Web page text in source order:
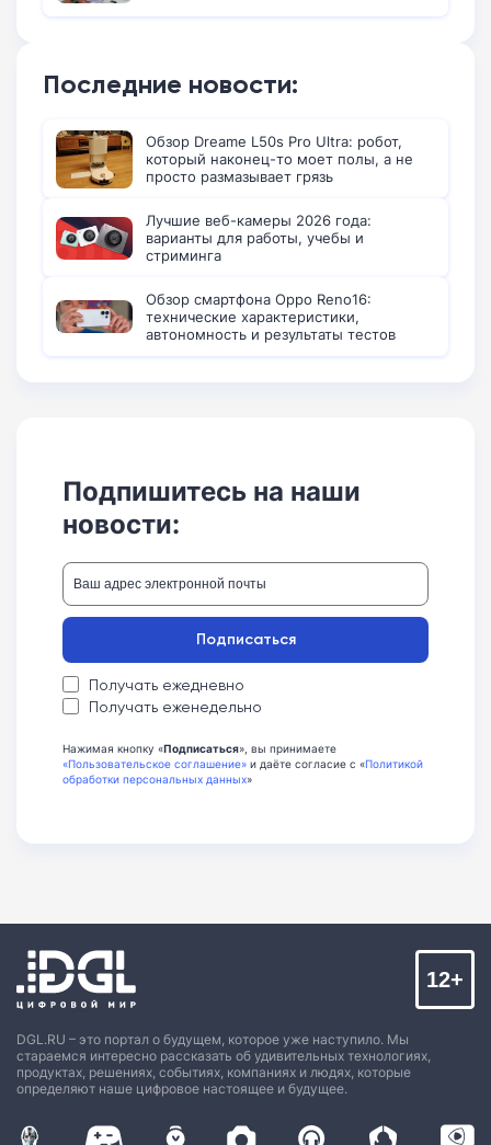
Последние новости:
Обзор Dreame L50s Pro Ultra: робот,
который наконец-то моет полы, а не
просто размазывает грязь
Лучшие веб-камеры 2026 года:
варианты для работы, учебы и
стриминга
Обзор смартфона Oppo Reno16:
технические характеристики,
автономность и результаты тестов
Подпишитесь на наши
новости:
Получать ежедневно
Получать еженедельно
Подписаться
Нажимая кнопку «Подписаться», вы принимаете
«Пользовательское соглашение» и даёте согласие с «Политикой
обработки персональных данных»
DGL.RU – это портал о будущем, которое уже наступило. Мы
стараемся интересно рассказать об удивительных технологиях,
продуктах, решениях, событиях, компаниях и людях, которые
определяют наше цифровое настоящее и будущее.
12+